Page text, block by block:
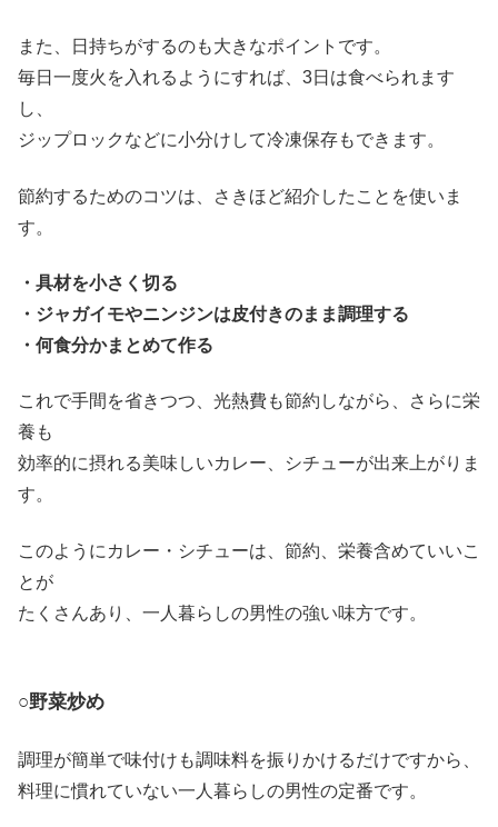
また、日持ちがするのも大きなポイントです。
毎日一度火を入れるようにすれば、3日は食べられます
し、
ジップロックなどに小分けして冷凍保存もできます。
節約するためのコツは、さきほど紹介したことを使いま
す。
・具材を小さく切る
・ジャガイモやニンジンは皮付きのまま調理する
・何食分かまとめて作る
これで手間を省きつつ、光熱費も節約しながら、さらに栄
養も
効率的に摂れる美味しいカレー、シチューが出来上がりま
す。
このようにカレー・シチューは、節約、栄養含めていいこ
とが
たくさんあり、一人暮らしの男性の強い味方です。
○野菜炒め
調理が簡単で味付けも調味料を振りかけるだけですから、
料理に慣れていない一人暮らしの男性の定番です。